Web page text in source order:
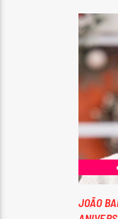
JOÃO